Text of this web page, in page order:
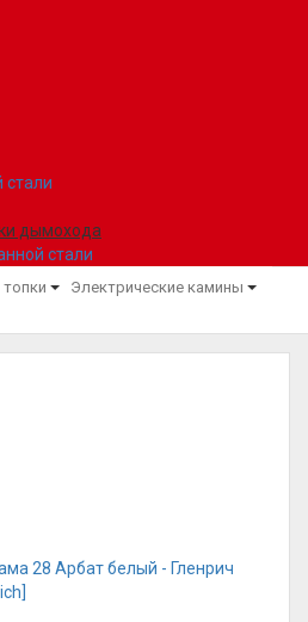
дымохода
стали
Электрические камины